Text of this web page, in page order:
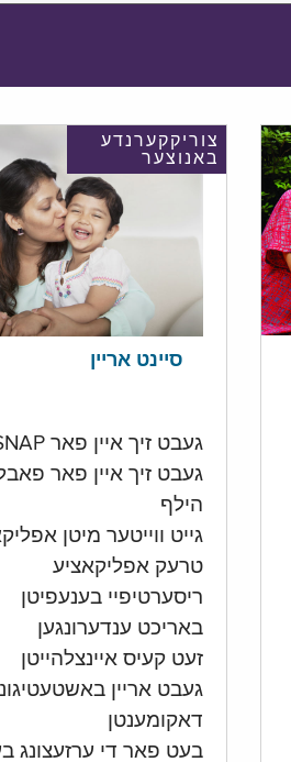
צוריקקערנדע
באנוצער
סיינט אריין
געבט זיך איין פאר SNAP
געבט זיך איין פאר
הילף
גייט ווייטער מיטן
טרעק אפליקאציע
ריסערטיפיי בענעפיטן
באריכט ענדערונגען
זעט קעיס איינצלהייטן
געבט אריין
דאקומענטן
בעט פאר די ערזעצונג